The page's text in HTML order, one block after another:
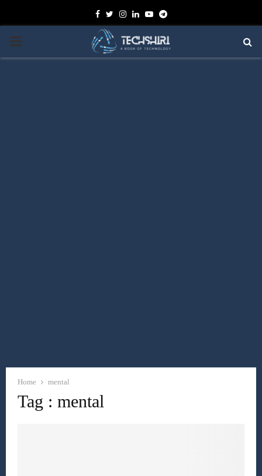
Facebook
TwitterInstagram
Linkedin
YoutubeTelegram
PRIMARY
Home mental
Tag : mental